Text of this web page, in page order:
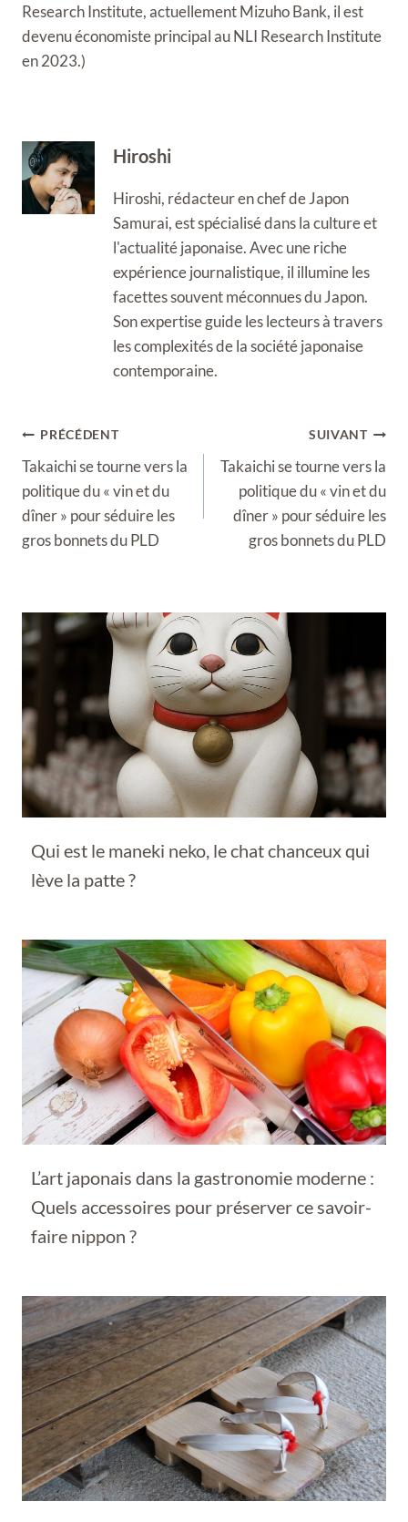
Research Institute, actuellement Mizuho Bank, il est
devenu économiste principal au NLI Research Institute
en 2023.)
Hiroshi
Hiroshi, rédacteur en chef de Japon
Samurai, est spécialisé dans la culture et
l'actualité japonaise. Avec une riche
expérience journalistique, il illumine les
facettes souvent méconnues du Japon.
Son expertise guide les lecteurs à travers
les complexités de la société japonaise
contemporaine.
Navigation
de
l’article
PRÉCÉDENT
Takaichi se tourne vers la
politique du « vin et du
dîner » pour séduire les
gros bonnets du PLD
SUIVANT
Takaichi se tourne vers la
politique du « vin et du
dîner » pour séduire les
gros bonnets du PLD
Qui est le maneki neko, le chat chanceux qui
lève la patte ?
L’art japonais dans la gastronomie moderne :
Quels accessoires pour préserver ce savoir-
faire nippon ?